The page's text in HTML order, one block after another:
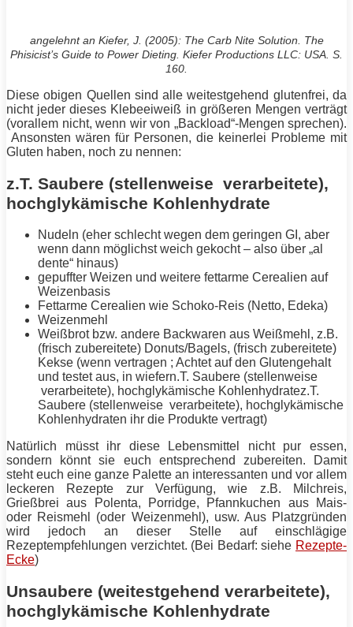
angelehnt an Kiefer, J. (2005): The Carb Nite Solution. The
Phisicist’s Guide to Power Dieting. Kiefer Productions LLC: USA. S.
160.
Diese obigen Quellen sind alle weitestgehend glutenfrei, da
nicht jeder dieses Klebeeiweiß in größeren Mengen verträgt
(vorallem nicht, wenn wir von „Backload“-Mengen sprechen).
Ansonsten wären für Personen, die keinerlei Probleme mit
Gluten haben, noch zu nennen:
z.T. Saubere (stellenweise verarbeitete),
hochglykämische Kohlenhydrate
Nudeln (eher schlecht wegen dem geringen GI, aber
wenn dann möglichst weich gekocht – also über „al
dente“ hinaus)
gepuffter Weizen und weitere fettarme Cerealien auf
Weizenbasis
Fettarme Cerealien wie Schoko-Reis (Netto, Edeka)
Weizenmehl
Weißbrot bzw. andere Backwaren aus Weißmehl, z.B.
(frisch zubereitete) Donuts/Bagels, (frisch zubereitete)
Kekse (wenn vertragen ; Achtet auf den Glutengehalt
und testet aus, in wiefern.T. Saubere (stellenweise
verarbeitete), hochglykämische Kohlenhydratez.T.
Saubere (stellenweise verarbeitete), hochglykämische
Kohlenhydraten ihr die Produkte vertragt)
Natürlich müsst ihr diese Lebensmittel nicht pur essen,
sondern könnt sie euch entsprechend zubereiten. Damit
steht euch eine ganze Palette an interessanten und vor allem
leckeren Rezepte zur Verfügung, wie z.B. Milchreis,
Grießbrei aus Polenta, Porridge, Pfannkuchen aus Mais-
oder Reismehl (oder Weizenmehl), usw. Aus Platzgründen
wird jedoch an dieser Stelle auf einschlägige
Rezeptempfehlungen verzichtet. (Bei Bedarf: siehe Rezepte-
Ecke)
Unsaubere (weitestgehend verarbeitete),
hochglykämische Kohlenhydrate